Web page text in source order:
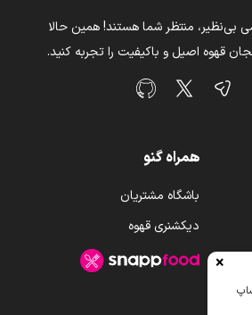
بی‌نظیر، منتظر شما هستند! همین حالا
قهوه اصیل و باکیفیت را تجربه کنید.
همراه گنو
باشگاه مشتریان
دیکشنری قهوه
×